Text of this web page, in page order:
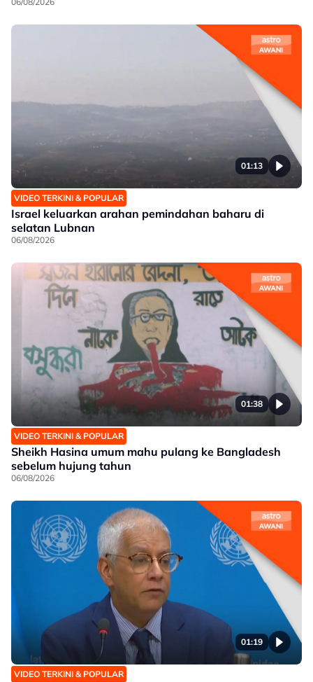
01:13
VIDEO TERKINI & POPULAR
Israel keluarkan arahan pemindahan baharu di
selatan Lubnan
06/08/2026
01:38
VIDEO TERKINI & POPULAR
Sheikh Hasina umum mahu pulang ke Bangladesh
sebelum hujung tahun
06/08/2026
01:19
VIDEO TERKINI & POPULAR